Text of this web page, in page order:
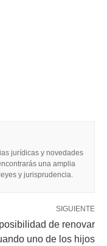
jurídicas y novedades
una amplia
y jurisprudencia.
SIGUIENTE
de renovar
uno de los hijos